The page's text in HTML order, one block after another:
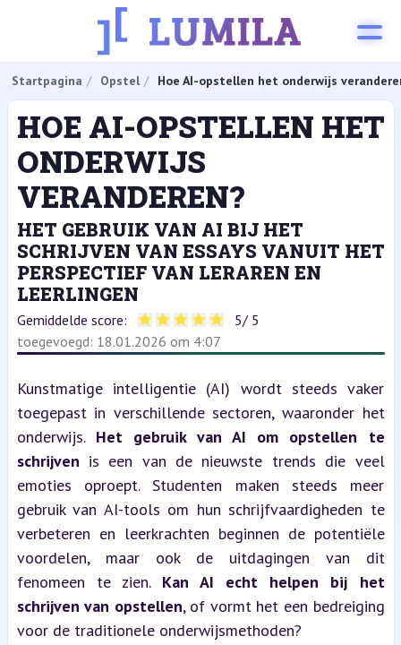
Startpagina Opstel Hoe AI-opstellen het onderwijs
HOE AI-OPSTELLEN HET
ONDERWIJS
VERANDEREN?
HET GEBRUIK VAN AI BIJ HET
SCHRIJVEN VAN ESSAYS VANUIT HET
PERSPECTIEF VAN LERAREN EN
LEERLINGEN
Gemiddelde score: 5/ 5
toegevoegd: 18.01.2026 om 4:07
Kunstmatige intelligentie (AI) wordt steeds vaker
toegepast in verschillende sectoren, waaronder het
onderwijs. Het gebruik van AI om opstellen te
schrijven is een van de nieuwste trends die veel
emoties oproept. Studenten maken steeds meer
gebruik van AI-tools om hun schrijfvaardigheden te
verbeteren en leerkrachten beginnen de potentiële
voordelen, maar ook de uitdagingen van dit
fenomeen te zien. Kan AI echt helpen bij het
schrijven van opstellen, of vormt het een bedreiging
voor de traditionele onderwijsmethoden?